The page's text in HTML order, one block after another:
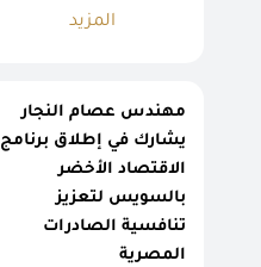
المزيد
مهندس عصام النجار
يشارك في إطلاق برنامج
الاقتصاد الأخضر
بالسويس لتعزيز
تنافسية الصادرات
المصرية